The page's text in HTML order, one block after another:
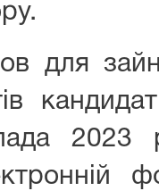
для
2023